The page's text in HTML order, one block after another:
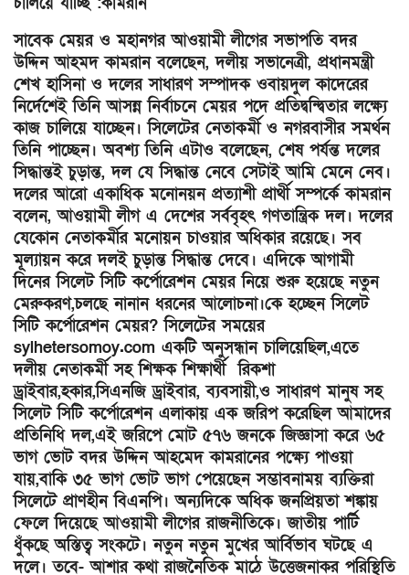
সাবেক মেয়র ও মহানগর আওয়ামী লীগের সভাপতি বদর
উদ্দিন আহমদ কামরান বলেছেন, দলীয় সভানেত্রী, প্রধানমন্ত্রী
শেখ হাসিনা ও দলের সাধারণ সম্পাদক ওবায়দুল কাদেরের
নির্দেশেই তিনি আসন্ন নির্বাচনে মেয়র পদে প্রতিদ্বন্দ্বিতার লক্ষ্যে
কাজ চালিয়ে যাচ্ছেন। সিলেটের নেতাকর্মী ও নগরবাসীর সমর্থন
তিনি পাচ্ছেন। অবশ্য তিনি এটাও বলেছেন, শেষ পর্যন্ত দলের
সিদ্ধান্তই চুড়ান্ত, দল যে সিদ্ধান্ত নেবে সেটাই আমি মেনে নেব।
দলের আরো একাধিক মনোনয়ন প্রত্যাশী প্রার্থী সম্পর্কে কামরান
বলেন, আওয়ামী লীগ এ দেশের সর্ববৃহৎ গণতান্ত্রিক দল। দলের
যেকোন নেতাকর্মীর মনোয়ন চাওয়ার অধিকার রয়েছে। সব
মূল্যায়ন করে দলই চুড়ান্ত সিদ্ধান্ত দেবে। এদিকে আগামী
দিনের সিলেট সিটি কর্পোরেশন মেয়র নিয়ে শুরু হয়েছে নতুন
মেরুকরণ,চলছে নানান ধরনের আলোচনা।কে হচ্ছেন সিলেট
সিটি কর্পোরেশন মেয়র? সিলেটের সময়ের
sylhetersomoy.com একটি অনুসন্ধান চালিয়েছিল,এতে
দলীয় নেতাকর্মী সহ শিক্ষক শিক্ষার্থী রিকশা
ড্রাইবার,হকার,সিএনজি ড্রাইবার, ব্যবসায়ী,ও সাধারণ মানুষ সহ
সিলেট সিটি কর্পোরেশন এলাকায় এক জরিপ করেছিল আমাদের
প্রতিনিধি দল,এই জরিপে মোট ৫৭৬ জনকে জিজ্ঞাসা করে ৬৫
ভাগ ভোট বদর উদ্দিন আহমেদ কামরানের পক্ষ্যে পাওয়া
যায়,বাকি ৩৫ ভাগ ভোট ভাগ পেয়েছেন সম্ভাবনাময় ব্যক্তিরা
সিলেটে প্রাণহীন বিএনপি। অন্যদিকে অধিক জনপ্রিয়তা শঙ্কায়
ফেলে দিয়েছে আওয়ামী লীগের রাজনীতিকে। জাতীয় পার্টি
ধুঁকছে অস্তিত্ব সংকটে। নতুন নতুন মুখের আর্বিভাব ঘটছে এ
দলে। তবে- আশার কথা রাজনৈতিক মাঠে উত্তেজনাকর পরিস্থিতি